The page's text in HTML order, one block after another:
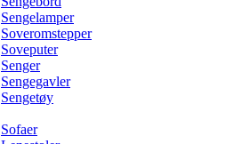
Sengelamper
Soveromstepper
Soveputer
Senger
Sengegavler
Sengetøy
Sofaer